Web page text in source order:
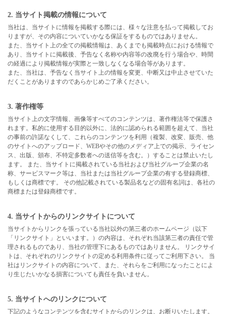
2. 当サイト掲載の情報について
当社は、当サイトに情報を掲載する際には、様々な注意を払って掲載してお
りますが、その内容についていかなる保証をするものではありません。
また、当サイト上の全ての掲載情報は、あくまでも掲載時点における情報で
あり、当サイトに掲載後、予告なく名称や内容等の改廃を行う場合や、時間
の経過により掲載情報が実際と一致しなくなる場合等があります。
また、当社は、予告なく当サイト上の情報を変更、中断又は中止させていた
だくことがありますのであらかじめご了承ください。
3. 著作権等
当サイト上の文字情報、画像等すべてのコンテンツは、著作権法等で保護さ
れます。私的に使用する目的以外に、法的に認められる範囲を超えて、当社
の事前の許諾なくして、これらのコンテンツを利用（複製、改変、販売、他
のサイトへのアップロード、WEBやその他のメディア上での掲示、ライセン
ス、出版、頒布、不特定多数者への送信等を含む。）することは禁止いたし
ます。 また、当サイトに掲載されている当社および当社グループ企業の名
称、サービスマーク等は、当社または当社グループ企業の有する登録商標、
もしくは商標です。 その他記載されている製品名などの固有名詞は、各社の
商標または登録商標です。
4. 当サイトからのリンクサイトについて
当サイトからリンクを張っている当社以外の第三者のホームページ（以下
「リンクサイト」といいます。）の内容は、それぞれ当該第三者の責任で管
理されるものであり、当社の管理下にあるものではありません。 リンクサイ
トは、それぞれのリンクサイトの定める利用条件に従ってご利用下さい。 当
社はリンクサイトの内容について、また、それらをご利用になったことによ
り生じたいかなる損害についても責任を負いません。
5. 当サイトへのリンクについて
下記のようなコンテンツを含むサイトからのリンクは、お断りいたします。